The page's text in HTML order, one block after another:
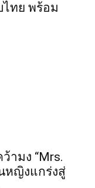
ไทย พร้อม
ามง “Mrs.
หญิงแกร่งสู่